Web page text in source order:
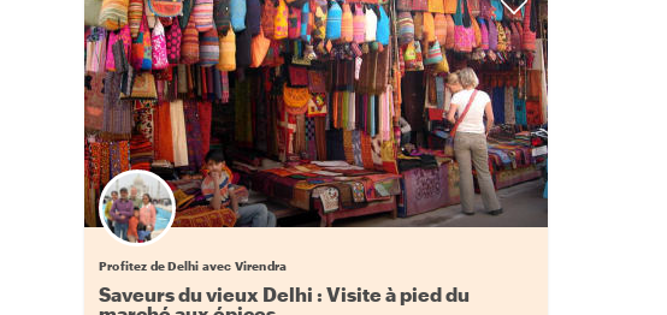
Profitez de Delhi avec Virendra
Saveurs du vieux Delhi : Visite à pied du